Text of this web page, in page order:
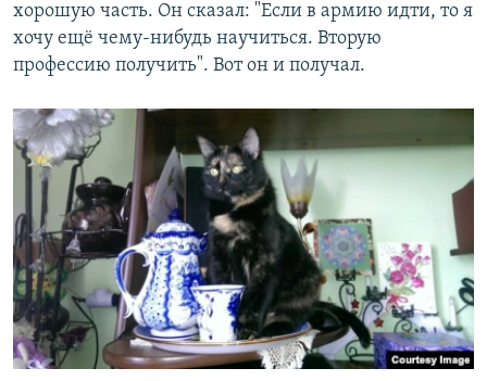
хорошую часть. Он сказал: "Если в армию идти, то я
хочу ещё чему-нибудь научиться. Вторую
профессию получить". Вот он и получал.